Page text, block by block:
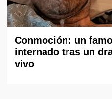
Conmoción: un
internado tras un
vivo